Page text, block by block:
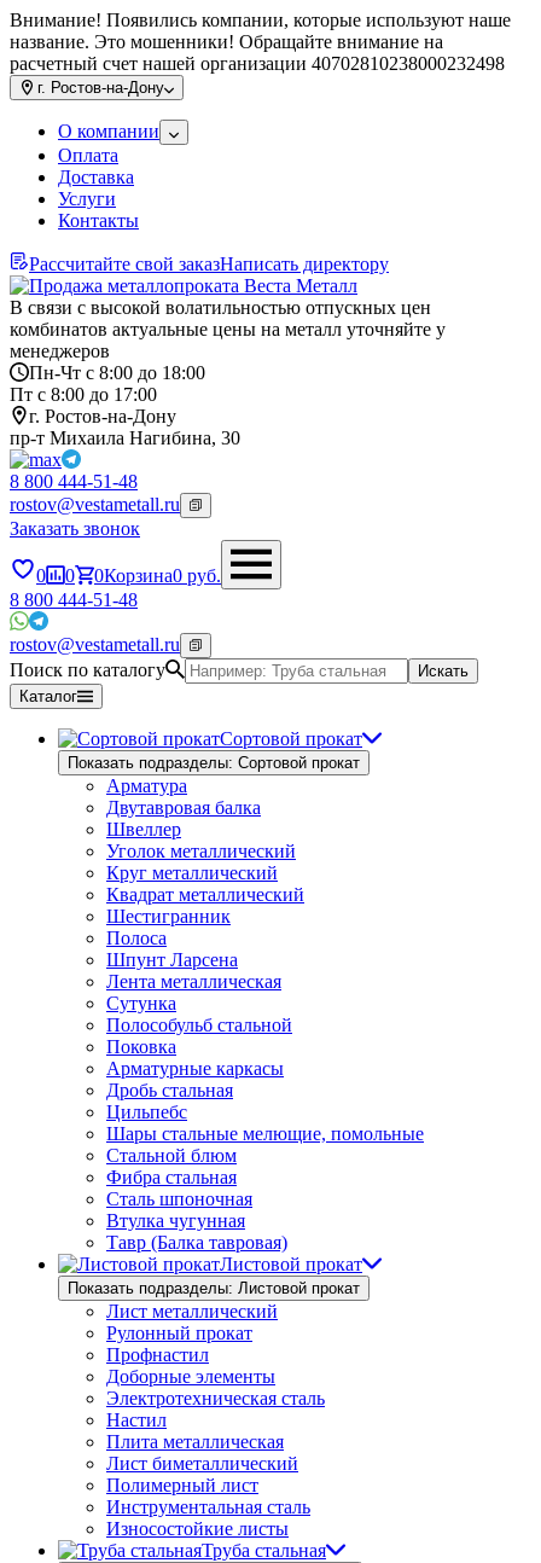
Внимание! Появились компании, которые используют наше
название. Это мошенники! Обращайте внимание на
расчетный счет нашей организации 40702810238000232498
г. Ростов-на-Дону
О компании
Оплата
Доставка
Услуги
Контакты
Рассчитайте свой заказНаписать директору
В связи с высокой волатильностью отпускных цен
комбинатов актуальные цены на металл уточняйте у
менеджеров
Пн-Чт с 8:00 до 18:00
Пт с 8:00 до 17:00
г. Ростов-на-Дону
пр-т Михаила Нагибина, 30
8 800 444-51-48
rostov@vestametall.ru
Заказать звонок
0 0 0Корзина0 руб.
8 800 444-51-48
rostov@vestametall.ru
Поиск по каталогу
Искать
Каталог
Сортовой прокат
Показать подразделы: Сортовой прокат
Арматура
Двутавровая балка
Швеллер
Уголок металлический
Круг металлический
Квадрат металлический
Шестигранник
Полоса
Шпунт Ларсена
Лента металлическая
Сутунка
Полособульб стальной
Поковка
Арматурные каркасы
Дробь стальная
Цильпебс
Шары стальные мелющие, помольные
Стальной блюм
Фибра стальная
Сталь шпоночная
Втулка чугунная
Тавр (Балка тавровая)
Листовой прокат
Показать подразделы: Листовой прокат
Лист металлический
Рулонный прокат
Профнастил
Доборные элементы
Электротехническая сталь
Настил
Плита металлическая
Лист биметаллический
Полимерный лист
Инструментальная сталь
Износостойкие листы
Труба стальная